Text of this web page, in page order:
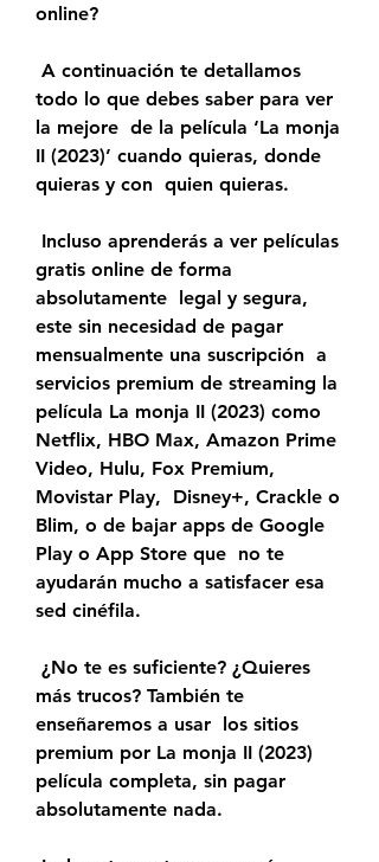
online?
todo lo que debes saber para ver
la mejore  de la película ‘La monja
II (2023)’ cuando quieras, donde
quieras y con  quien quieras.
gratis online de forma
absolutamente  legal y segura,
este sin necesidad de pagar
mensualmente una suscripción  a
servicios premium de streaming la
película La monja II (2023) como
Netflix, HBO Max, Amazon Prime
Video, Hulu, Fox Premium,
Movistar Play,  Disney+, Crackle o
Blim, o de bajar apps de Google
Play o App Store que  no te
ayudarán mucho a satisfacer esa
sed cinéfila.
más trucos? También te
enseñaremos a usar  los sitios
premium por La monja II (2023)
película completa, sin pagar
absolutamente nada.